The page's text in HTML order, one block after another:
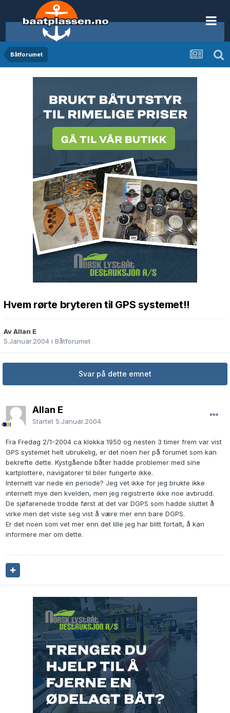
Båtforumet
Hvem rørte bryteren til GPS systemet!!
Av Allan E
5.Januar.2004 i Båtforumet
Svar på dette emnet
Allan E
Startet 5.Januar.2004
Fra Fredag 2/1-2004 ca klokka 1950 og nesten 3 timer frem var vist
GPS systemet helt ubrukelig, er det noen her på forumet som kan
bekrefte dette. Kystgående båter hadde problemer med sine
kartplottere, navigatorer til biler fungerte ikke.
Internett var nede en periode? Jeg vet ikke for jeg brukte ikke
internett mye den kvelden, men jeg registrerte ikke noe avbrudd.
De sjøfarenede trodde først at det var DGPS som hadde sluttet å
virke men det viste seg vist å være mer enn bare DGPS.
Er det noen som vet mer enn det lille jeg har blitt fortalt, å kan
informere mer om dette.